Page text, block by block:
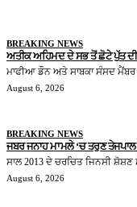
BREAKING NEWS
ਅਤੀਕ ਅਹਿਮਦ ਦੇ ਸਭ ਤੋਂ ਛੋਟੇ ਪੁੱਤ
ਮਾਫੀਆ ਡੌਨ ਅਤੇ ਸਾਬਕਾ ਸੰਸਦ
August 6, 2026
BREAKING NEWS
ਜਬਰ ਜਨਾਹ ਮਾਮਲੇ ‘ਚ ਤਰੁਣ
ਸਾਲ 2013 ਦੇ ਚਰਚਿਤ ਜਿਨਸੀ
August 6, 2026